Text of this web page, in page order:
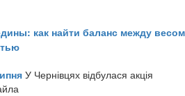
как найти баланс между весом
У Чернівцях відбулася акція